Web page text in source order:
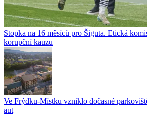
Stopka na 16 měsíců pro Šiguta. Etická
korupční kauzu
Ve Frýdku-Místku vzniklo dočasné
aut